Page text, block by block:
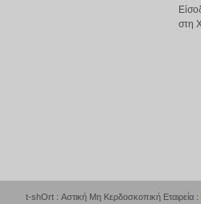
στη
t-shOrt : Αστική Μη Κερδοσκοπική Εταιρεία :